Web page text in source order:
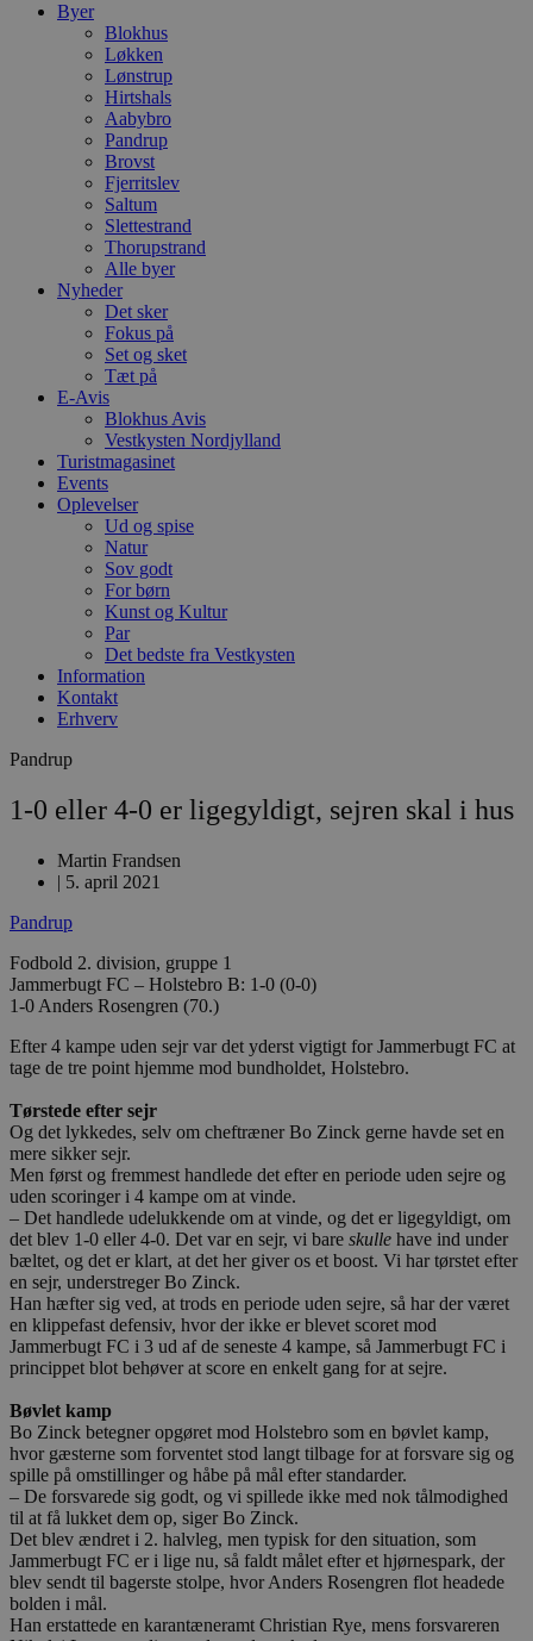
Byer
Blokhus
Løkken
Lønstrup
Hirtshals
Aabybro
Pandrup
Brovst
Fjerritslev
Saltum
Slettestrand
Thorupstrand
Alle byer
Nyheder
Det sker
Fokus på
Set og sket
Tæt på
E-Avis
Blokhus Avis
Vestkysten Nordjylland
Turistmagasinet
Events
Oplevelser
Ud og spise
Natur
Sov godt
For børn
Kunst og Kultur
Par
Det bedste fra Vestkysten
Information
Kontakt
Erhverv
Pandrup
1-0 eller 4-0 er ligegyldigt, sejren skal i hus
Martin Frandsen
| 5. april 2021
Pandrup
Fodbold 2. division, gruppe 1
Jammerbugt FC – Holstebro B: 1-0 (0-0)
1-0 Anders Rosengren (70.)
Efter 4 kampe uden sejr var det yderst vigtigt for Jammerbugt FC at
tage de tre point hjemme mod bundholdet, Holstebro.
Tørstede efter sejr
Og det lykkedes, selv om cheftræner Bo Zinck gerne havde set en
mere sikker sejr.
Men først og fremmest handlede det efter en periode uden sejre og
uden scoringer i 4 kampe om at vinde.
– Det handlede udelukkende om at vinde, og det er ligegyldigt, om
det blev 1-0 eller 4-0. Det var en sejr, vi bare skulle have ind under
bæltet, og det er klart, at det her giver os et boost. Vi har tørstet efter
en sejr, understreger Bo Zinck.
Han hæfter sig ved, at trods en periode uden sejre, så har der været
en klippefast defensiv, hvor der ikke er blevet scoret mod
Jammerbugt FC i 3 ud af de seneste 4 kampe, så Jammerbugt FC i
princippet blot behøver at score en enkelt gang for at sejre.
Bøvlet kamp
Bo Zinck betegner opgøret mod Holstebro som en bøvlet kamp,
hvor gæsterne som forventet stod langt tilbage for at forsvare sig og
spille på omstillinger og håbe på mål efter standarder.
– De forsvarede sig godt, og vi spillede ikke med nok tålmodighed
til at få lukket dem op, siger Bo Zinck.
Det blev ændret i 2. halvleg, men typisk for den situation, som
Jammerbugt FC er i lige nu, så faldt målet efter et hjørnespark, der
blev sendt til bagerste stolpe, hvor Anders Rosengren flot headede
bolden i mål.
Han erstattede en karantæneramt Christian Rye, mens forsvareren